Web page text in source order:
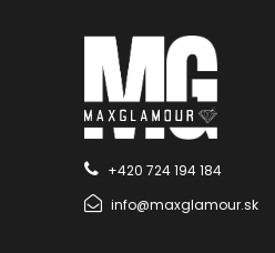
+420 724 194 184
info@maxglamour.sk